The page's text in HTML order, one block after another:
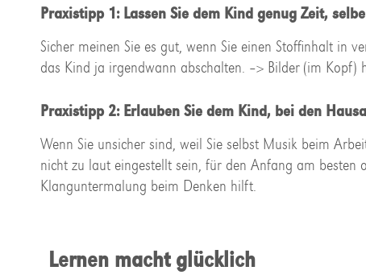
Praxistipp 1: Lassen Sie dem Kind genug Zeit,
Sicher meinen Sie es gut, wenn Sie einen Stoffinhalt in
das Kind ja irgendwann abschalten. –> Bilder (im
Praxistipp 2: Erlauben Sie dem Kind, bei den
Wenn Sie unsicher sind, weil Sie selbst Musik beim
nicht zu laut eingestellt sein, für den Anfang am
Klanguntermalung beim Denken hilft.
Lernen macht glücklich